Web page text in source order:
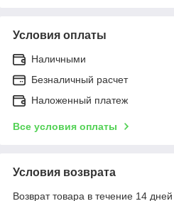
Условия оплаты
Наличными
Безналичный расчет
Наложенный платеж
Все условия оплаты
Условия возврата
Возврат товара в течение 14